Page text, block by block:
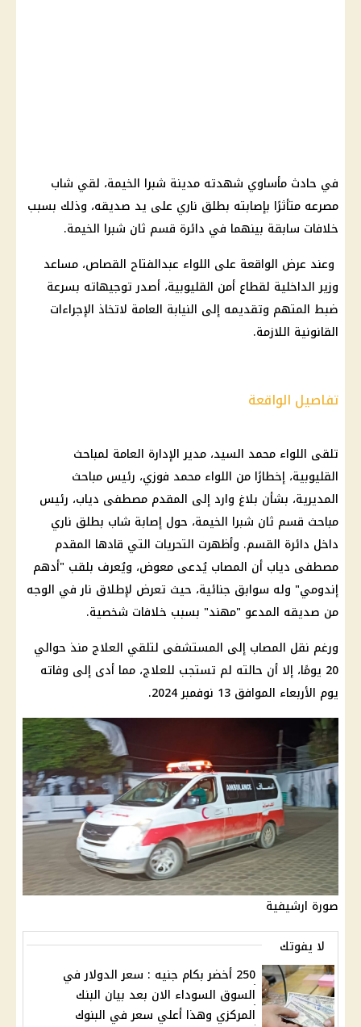
في حادث مأساوي شهدته مدينة شبرا الخيمة، لقي شاب
مصرعه متأثرًا بإصابته بطلق ناري على يد صديقه، وذلك بسبب
خلافات سابقة بينهما في دائرة قسم ثان شبرا الخيمة.
وعند عرض الواقعة على اللواء عبدالفتاح القصاص، مساعد
وزير الداخلية لقطاع أمن القليوبية، أصدر توجيهاته بسرعة
ضبط المتهم وتقديمه إلى النيابة العامة لاتخاذ الإجراءات
القانونية اللازمة.
تفاصيل الواقعة
تلقى اللواء محمد السيد، مدير الإدارة العامة لمباحث
القليوبية، إخطارًا من اللواء محمد فوزي، رئيس مباحث
المديرية، بشأن بلاغ وارد إلى المقدم مصطفى دياب، رئيس
مباحث قسم ثان شبرا الخيمة، حول إصابة شاب بطلق ناري
داخل دائرة القسم. وأظهرت التحريات التي قادها المقدم
مصطفى دياب أن المصاب يُدعى معوض، ويُعرف بلقب "أدهم
إندومي" وله سوابق جنائية، حيث تعرض لإطلاق نار في الوجه
من صديقه المدعو "مهند" بسبب خلافات شخصية.
ورغم نقل المصاب إلى المستشفى لتلقي العلاج منذ حوالي
20 يومًا، إلا أن حالته لم تستجب للعلاج، مما أدى إلى وفاته
يوم الأربعاء الموافق 13 نوفمبر 2024.
صورة ارشيفية
لا يفوتك
250 أخضر بكام جنيه : سعر الدولار في
السوق السوداء الان بعد بيان البنك
المركزي وهذا أعلي سعر في البنوك